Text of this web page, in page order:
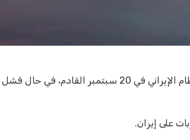
وقال وزير الخارجية الأمريكي مايك بومبيو إن العقوبات الأممية سيعاد تطبيقها على النظام الإيراني في 20
على إيران.